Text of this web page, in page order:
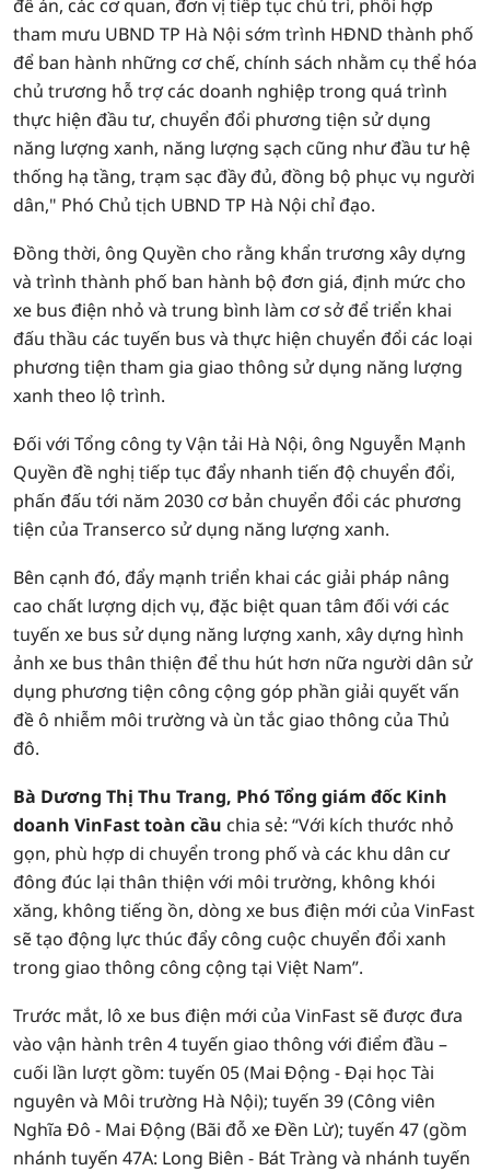
đề án, các cơ quan, đơn vị tiếp tục chủ trì, phối hợp
tham mưu UBND TP Hà Nội sớm trình HĐND thành phố
để ban hành những cơ chế, chính sách nhằm cụ thể hóa
chủ trương hỗ trợ các doanh nghiệp trong quá trình
thực hiện đầu tư, chuyển đổi phương tiện sử dụng
năng lượng xanh, năng lượng sạch cũng như đầu tư hệ
thống hạ tầng, trạm sạc đầy đủ, đồng bộ phục vụ người
dân," Phó Chủ tịch UBND TP Hà Nội chỉ đạo.
Đồng thời, ông Quyền cho rằng khẩn trương xây dựng
và trình thành phố ban hành bộ đơn giá, định mức cho
xe bus điện nhỏ và trung bình làm cơ sở để triển khai
đấu thầu các tuyến bus và thực hiện chuyển đổi các loại
phương tiện tham gia giao thông sử dụng năng lượng
xanh theo lộ trình.
Đối với Tổng công ty Vận tải Hà Nội, ông Nguyễn Mạnh
Quyền đề nghị tiếp tục đẩy nhanh tiến độ chuyển đổi,
phấn đấu tới năm 2030 cơ bản chuyển đổi các phương
tiện của Transerco sử dụng năng lượng xanh.
Bên cạnh đó, đẩy mạnh triển khai các giải pháp nâng
cao chất lượng dịch vụ, đặc biệt quan tâm đối với các
tuyến xe bus sử dụng năng lượng xanh, xây dựng hình
ảnh xe bus thân thiện để thu hút hơn nữa người dân sử
dụng phương tiện công cộng góp phần giải quyết vấn
đề ô nhiễm môi trường và ùn tắc giao thông của Thủ
đô.
Bà Dương Thị Thu Trang, Phó Tổng giám đốc Kinh
doanh VinFast toàn cầu chia sẻ: “Với kích thước nhỏ
gọn, phù hợp di chuyển trong phố và các khu dân cư
đông đúc lại thân thiện với môi trường, không khói
xăng, không tiếng ồn, dòng xe bus điện mới của VinFast
sẽ tạo động lực thúc đẩy công cuộc chuyển đổi xanh
trong giao thông công cộng tại Việt Nam”.
Trước mắt, lô xe bus điện mới của VinFast sẽ được đưa
vào vận hành trên 4 tuyến giao thông với điểm đầu –
cuối lần lượt gồm: tuyến 05 (Mai Động - Đại học Tài
nguyên và Môi trường Hà Nội); tuyến 39 (Công viên
Nghĩa Đô - Mai Động (Bãi đỗ xe Đền Lừ); tuyến 47 (gồm
nhánh tuyến 47A: Long Biên - Bát Tràng và nhánh tuyến